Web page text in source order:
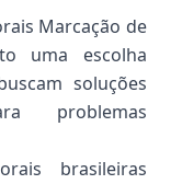
Marcação de
uma escolha
soluções
problemas
brasileiras